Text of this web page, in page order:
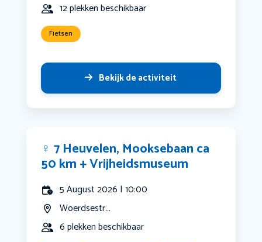
12 plekken beschikbaar
Fietsen
Bekijk de activiteit
‍♀️ 7 Heuvelen, Mooksebaan ca
50 km + Vrijheidsmuseum
5 August 2026 | 10:00
Woerdsestr...
6 plekken beschikbaar